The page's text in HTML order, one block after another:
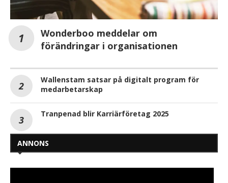
Wonderboo meddelar om
förändringar i organisationen
Wallenstam satsar på digitalt program för
medarbetarskap
Tranpenad blir Karriärföretag 2025
ANNONS